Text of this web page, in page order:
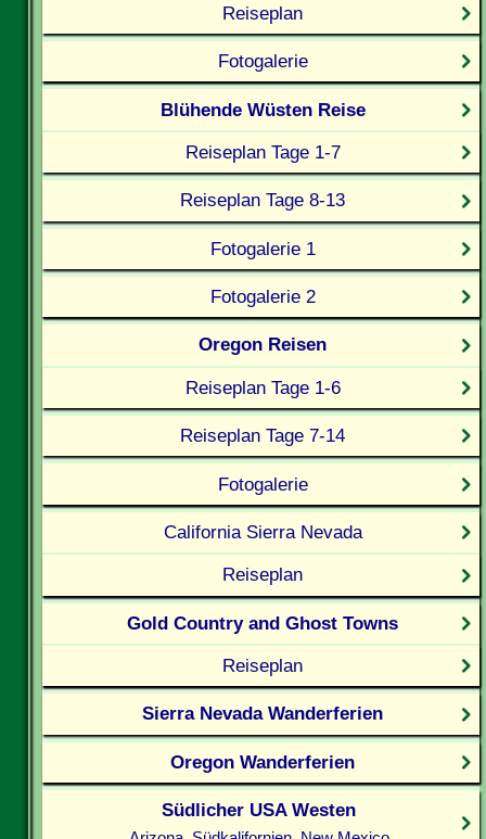
Reiseplan
Fotogalerie
Blühende Wüsten Reise
Reiseplan Tage 1-7
Reiseplan Tage 8-13
Fotogalerie 1
Fotogalerie 2
Oregon Reisen
Reiseplan Tage 1-6
Reiseplan Tage 7-14
Fotogalerie
California Sierra Nevada
Reiseplan
Gold Country and Ghost Towns
Reiseplan
Sierra Nevada Wanderferien
Oregon Wanderferien
Südlicher USA Westen